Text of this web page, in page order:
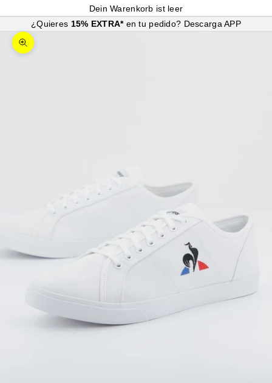
Dein Warenkorb ist leer
¿Quieres 15% EXTRA* en tu pedido? Descarga APP
Bild vergrößern